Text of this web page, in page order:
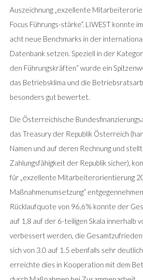
Auszeichnung „exzellente
Focus Führungs-stärke“. LIWEST konnte
acht neue Benchmarks in der
Datenbank setzen. Speziell in der
den Führungskräften“ wurde ein
das Betriebsklima und die
besonders gut bewertet.
Die Österreichische
das Treasury der Republik Österreich
Namen und auf deren Rechnung und
Zahlungsfähigkeit der Republik sicher),
für „exzellente Mitarbeiterorientierung
Maßnahmenumsetzung“
Rücklaufquote von 96,6% konnte der
auf 1,8 auf der 6-teiligen Skala innerhalb
verbessert werden, die
sich von 3.0 auf 1.5 ebenfalls sehr
erreichte dies in Kooperation mit dem